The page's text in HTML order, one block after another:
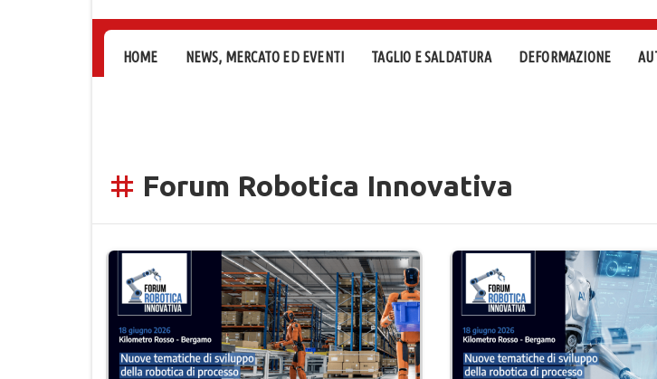
HOME NEWS, MERCATO ED EVENTI TAGLIO E SALDATURA DEFORMAZIONE
tag Forum Robotica Innovativa